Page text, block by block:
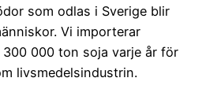
som odlas i Sverige blir
Vi importerar
000 ton soja varje år för
livsmedelsindustrin.